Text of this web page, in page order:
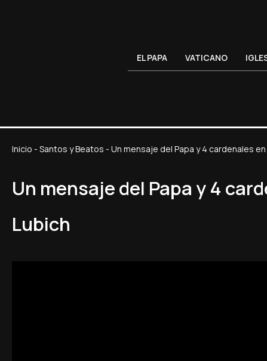
EL PAPA VATICANO
Inicio - Santos y Beatos - Un mensaje del Papa y 4 cardenales
Un mensaje del Papa y 4
Lubich